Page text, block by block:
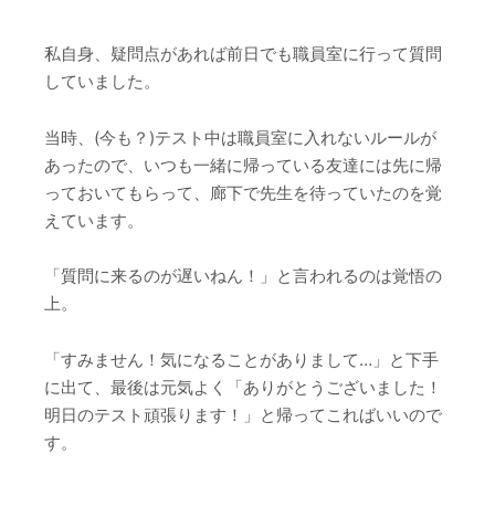
私自身、疑問点があれば前日でも職員室に行って質問
していました。
当時、(今も？)テスト中は職員室に入れないルールが
あったので、いつも一緒に帰っている友達には先に帰
っておいてもらって、廊下で先生を待っていたのを覚
えています。
「質問に来るのが遅いねん！」と言われるのは覚悟の
上。
「すみません！気になることがありまして…」と下手
に出て、最後は元気よく「ありがとうございました！
明日のテスト頑張ります！」と帰ってこればいいので
す。